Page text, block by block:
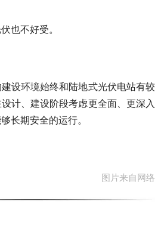
也不好受。
设环境始终和陆地式光伏电站有较
计、建设阶段考虑更全面、更深入
长期安全的运行。
图片来自网络